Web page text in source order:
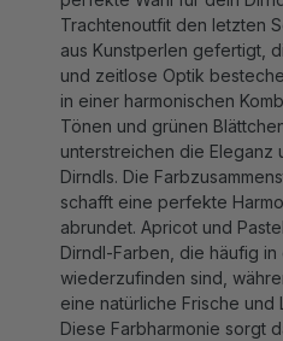
aus Kunstperlen gefertigt,
und zeitlose Optik
in einer harmonischen
Tönen und grünen
unterstreichen die Eleganz
Dirndls. Die
schafft eine perfekte
abrundet. Apricot und
Dirndl-Farben, die häufig
wiederzufinden sind,
eine natürliche Frische
Diese Farbharmonie sorgt
sich wunderbar an dein